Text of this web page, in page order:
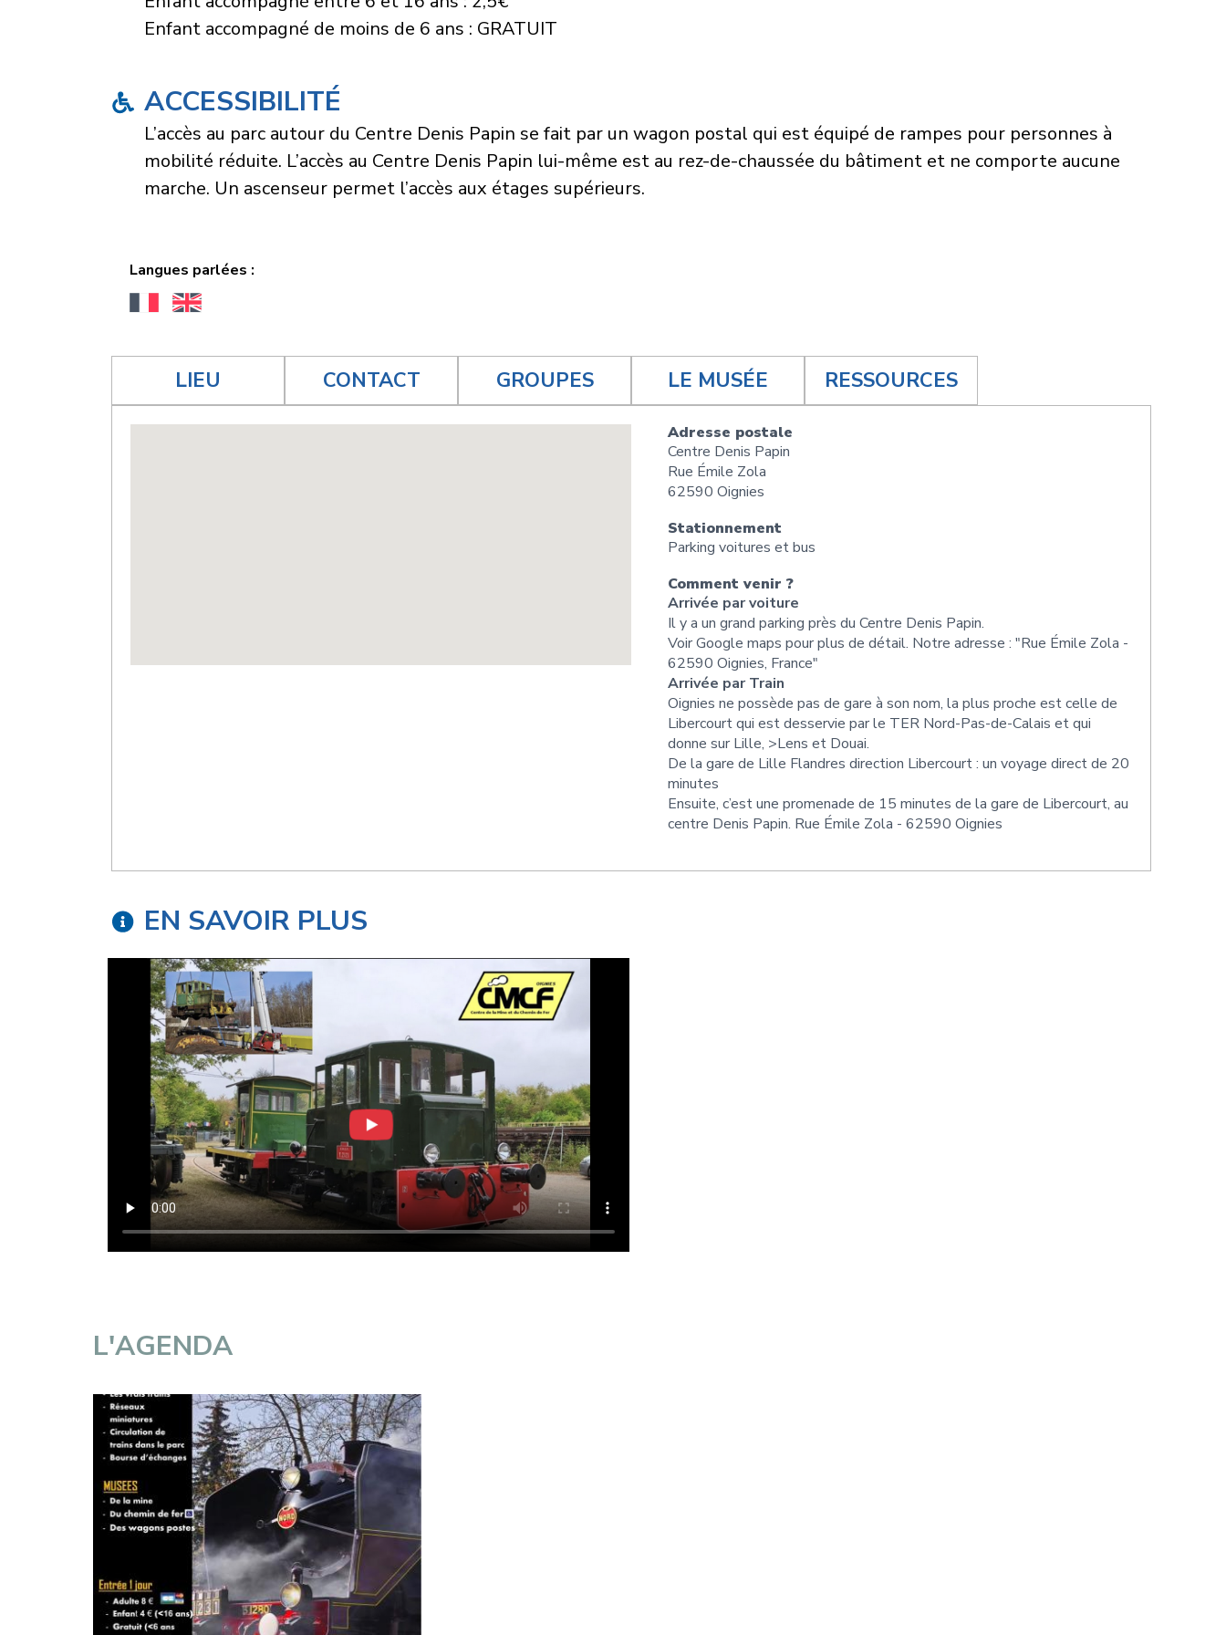
Enfant accompagné de moins de 6 ans : GRATUIT
ACCESSIBILITÉ
L’accès au parc autour du Centre Denis Papin se fait par un wagon postal qui est équipé de rampes pour personnes à
mobilité réduite. L’accès au Centre Denis Papin lui-même est au rez-de-chaussée du bâtiment et ne comporte aucune
marche. Un ascenseur permet l’accès aux étages supérieurs.
Langues parlées :
LIEU CONTACT GROUPES LE MUSÉE RESSOURCES
Adresse postale
Centre Denis Papin
Rue Émile Zola
62590 Oignies
Stationnement
Parking voitures et bus
Comment venir ?
Arrivée par voiture
Il y a un grand parking près du Centre Denis Papin.
Voir Google maps pour plus de détail. Notre adresse : "Rue Émile Zola -
62590 Oignies, France"
Arrivée par Train
Oignies ne possède pas de gare à son nom, la plus proche est celle de
Libercourt qui est desservie par le TER Nord-Pas-de-Calais et qui
donne sur Lille, >Lens et Douai.
De la gare de Lille Flandres direction Libercourt : un voyage direct de 20
minutes
Ensuite, c’est une promenade de 15 minutes de la gare de Libercourt, au
centre Denis Papin. Rue Émile Zola - 62590 Oignies
EN SAVOIR PLUS
L'AGENDA